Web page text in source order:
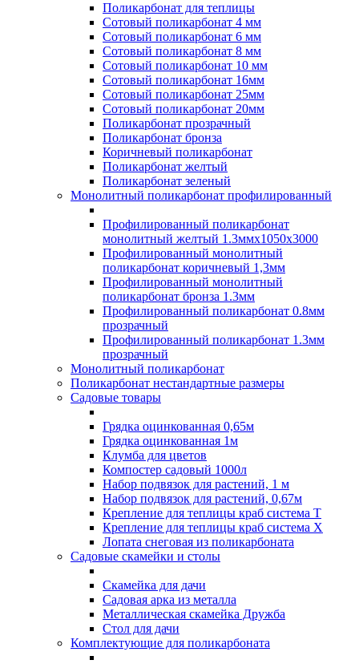
Поликарбонат для теплицы
Сотовый поликарбонат 4 мм
Сотовый поликарбонат 6 мм
Сотовый поликарбонат 8 мм
Сотовый поликарбонат 10 мм
Сотовый поликарбонат 16мм
Сотовый поликарбонат 25мм
Сотовый поликарбонат 20мм
Поликарбонат прозрачный
Поликарбонат бронза
Коричневый поликарбонат
Поликарбонат желтый
Поликарбонат зеленый
Монолитный поликарбонат профилированный
Профилированный поликарбонат
монолитный желтый 1.3ммх1050х3000
Профилированный монолитный
поликарбонат коричневый 1,3мм
Профилированный монолитный
поликарбонат бронза 1.3мм
Профилированный поликарбонат 0.8мм
прозрачный
Профилированный поликарбонат 1.3мм
прозрачный
Монолитный поликарбонат
Поликарбонат нестандартные размеры
Садовые товары
Грядка оцинкованная 0,65м
Грядка оцинкованная 1м
Клумба для цветов
Компостер садовый 1000л
Набор подвязок для растений, 1 м
Набор подвязок для растений, 0,67м
Крепление для теплицы краб система Т
Крепление для теплицы краб система Х
Лопата снеговая из поликарбоната
Садовые скамейки и столы
Скамейка для дачи
Садовая арка из металла
Металлическая скамейка Дружба
Стол для дачи
Комплектующие для поликарбоната